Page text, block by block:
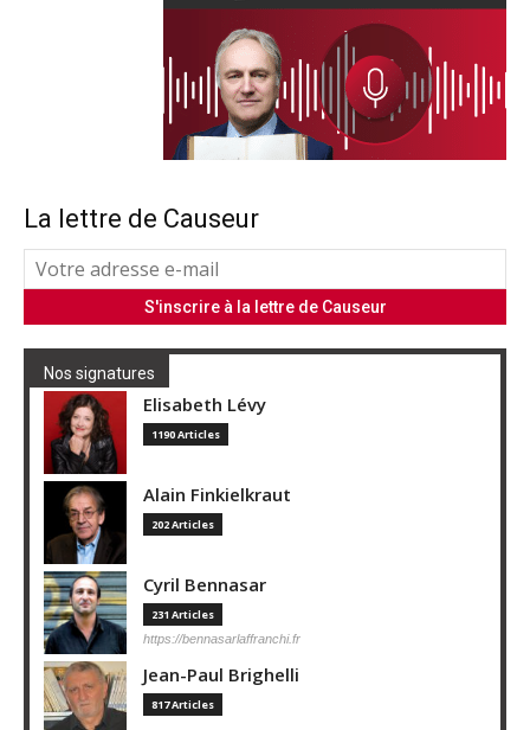
La lettre de Causeur
Nos signatures
Elisabeth Lévy
1190 Articles
Alain Finkielkraut
202 Articles
Cyril Bennasar
231 Articles
https://bennasarlaffranchi.fr
Jean-Paul Brighelli
817 Articles